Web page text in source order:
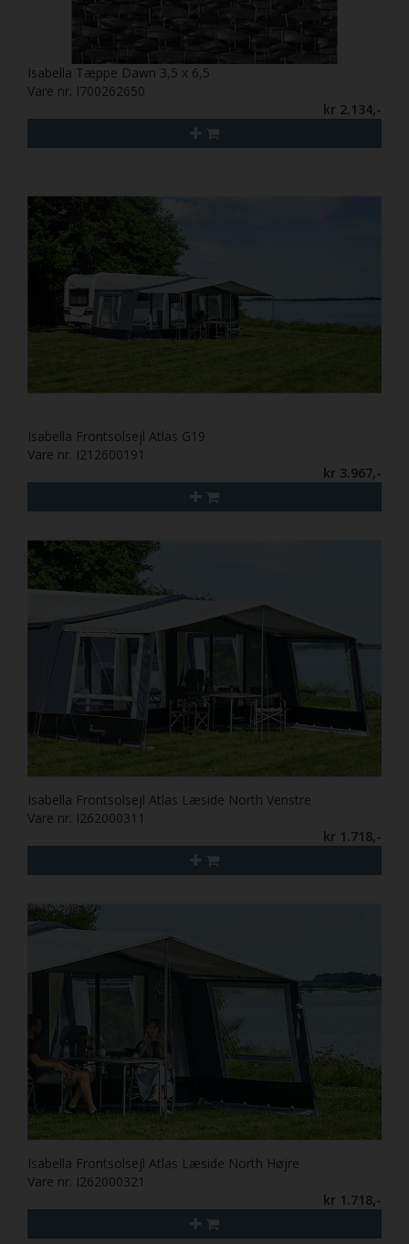
Isabella Tæppe Dawn 3,5 x 6,5
Vare nr. I700262650
kr 2.134,-
Isabella Frontsolsejl Atlas G19
Vare nr. I212600191
kr 3.967,-
Isabella Frontsolsejl Atlas Læside North Venstre
Vare nr. I262000311
kr 1.718,-
Isabella Frontsolsejl Atlas Læside North Højre
Vare nr. I262000321
kr 1.718,-